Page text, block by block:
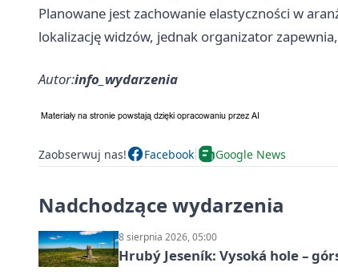
Planowane jest zachowanie elastyczności w
lokalizację widzów, jednak organizator
Autor:info_wydarzenia
Zaobserwuj nas! Facebook Google News
Nadchodzące wydarzenia
8 sierpnia 2026, 05:00
Hrubý Jeseník: Vysoká hole –